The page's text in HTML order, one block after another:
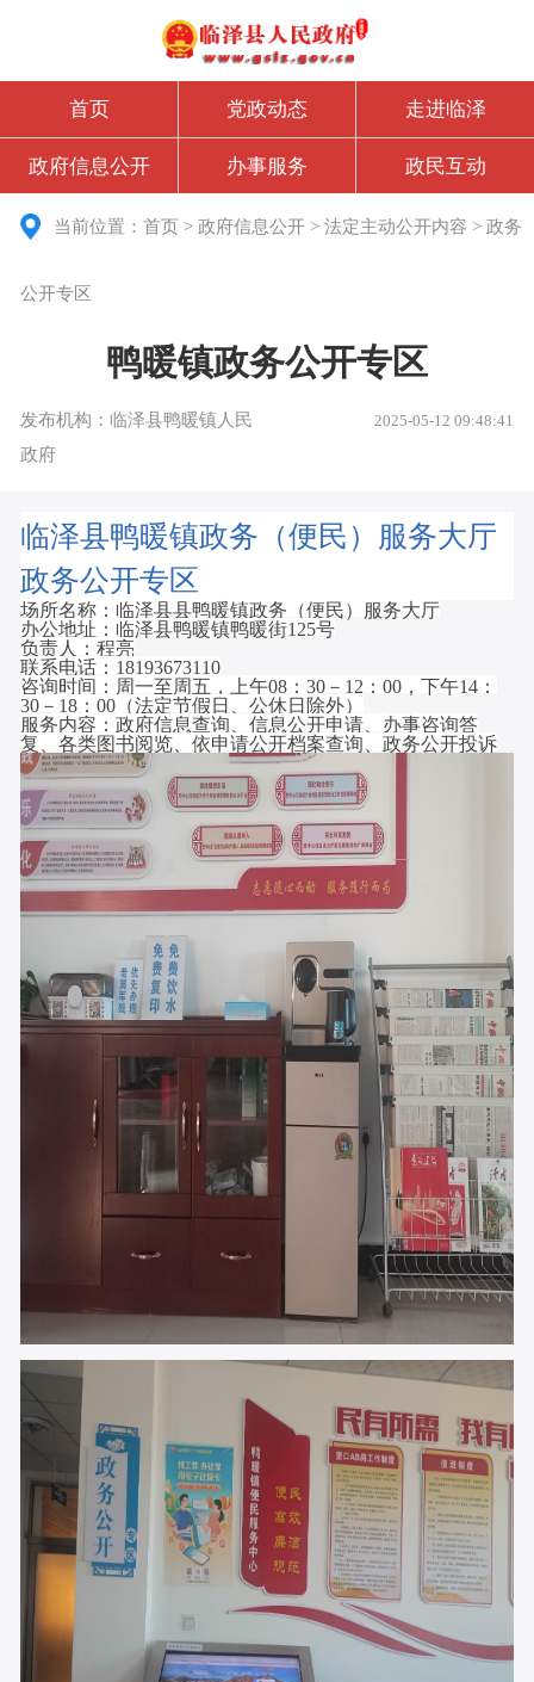
首页 党政动态 走进临泽
政府信息公开 办事服务 政民互动
当前位置：首页 >政府信息公开 >法定主动公开内容 >政务
公开专区
鸭暖镇政务公开专区
发布机构：临泽县鸭暖镇人民
政府
2025-05-12 09:48:41
临泽县鸭暖镇政务（便民）服务大厅
政务公开专区
场所名称： 临泽县县鸭暖镇政务（便民）服务大厅
办公地址： 临泽县鸭暖镇鸭暖街125号
负责人：程亮
联系电话：18193673110
咨询时间：周一至周五，上午08 ：30 － 12 ：00 ，下午14 ：
30 － 18 ：00 （法定节假日、公休日除外）
服务内容：政府信息查询、信息公开申请、办事咨询答
复、各类图书阅览、依申请公开档案查询、政务公开投诉